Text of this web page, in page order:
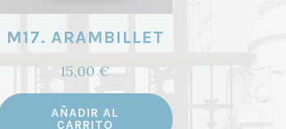
M17. ARAMBILLET
15,00€
AÑADIR AL
CARRITO